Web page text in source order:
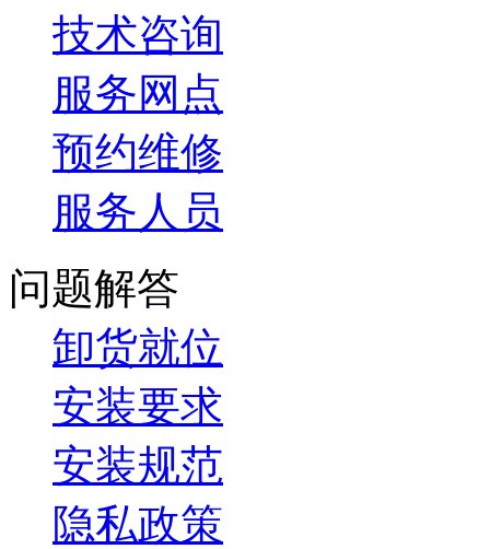
技术咨询
服务网点
预约维修
服务人员
问题解答
卸货就位
安装要求
安装规范
隐私政策